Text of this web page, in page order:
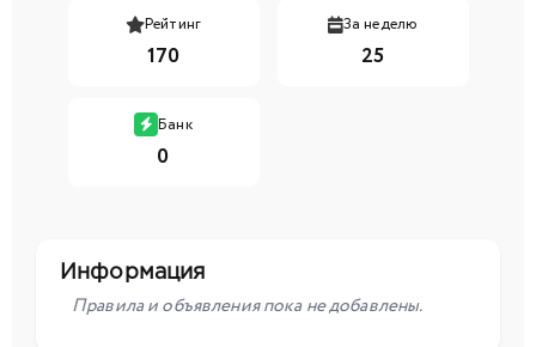
Рейтинг
170
За неделю
25
Банк
0
Информация
Правила и объявления пока не добавлены.